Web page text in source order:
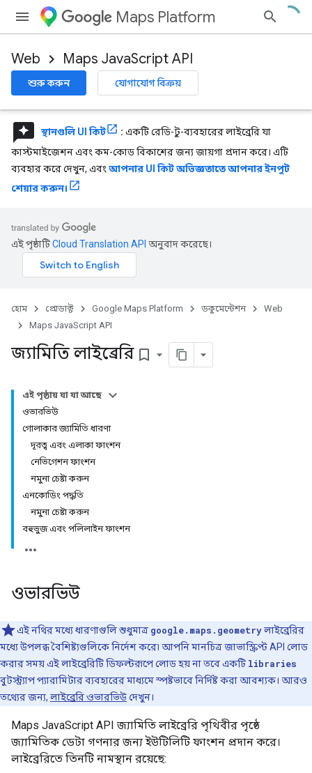
Maps Platform
Web Maps JavaScript API
শুরু করুন যোগাযোগ বিক্রয়
reviews স্থানগুলি UI কিট : একটি রেডি-টু-ব্যবহারের লাইব্রেরি যা
কাস্টমাইজেশন এবং কম-কোড বিকাশের জন্য জায়গা প্রদান করে। এটি
ব্যবহার করে দেখুন, এবংআপনার UI কিট অভিজ্ঞতাতে আপনার ইনপুট
শেয়ার করুন।
এই পৃষ্ঠাটিCloud Translation API অনুবাদ করেছে।
হোম প্রোডাক্ট Google Maps Platform ডকুমেন্টেশন
Web
Maps JavaScript API
জ্যামিতি লাইব্রেরি bookmark_border
এই পৃষ্ঠায় যা যা আছে
ওভারভিউ
গোলাকার জ্যামিতি ধারণা
দূরত্ব এবং এলাকা ফাংশন
নেভিগেশন ফাংশন
নমুনা চেষ্টা করুন
এনকোডিং পদ্ধতি
নমুনা চেষ্টা করুন
বহুভুজ এবং পলিলাইন ফাংশন
ওভারভিউ
এই নথির মধ্যে ধারণাগুলি শুধুমাত্র google.maps.geometryলাইব্রেরির
মধ্যে উপলব্ধ বৈশিষ্ট্যগুলিকে নির্দেশ করে৷ আপনি মানচিত্র জাভাস্ক্রিপ্ট API লোড
করার সময় এই লাইব্রেরিটি ডিফল্টরূপে লোড হয় না তবে একটি libraries
বুটস্ট্র্যাপ প্যারামিটার ব্যবহারের মাধ্যমে স্পষ্টভাবে নির্দিষ্ট করা আবশ্যক। আরও
তথ্যের জন্য, লাইব্রেরি ওভারভিউদেখুন।
Maps JavaScript API জ্যামিতি লাইব্রেরি পৃথিবীর পৃষ্ঠে
জ্যামিতিক ডেটা গণনার জন্য ইউটিলিটি ফাংশন প্রদান করে।
লাইব্রেরিতে তিনটি নামস্থান রয়েছে: